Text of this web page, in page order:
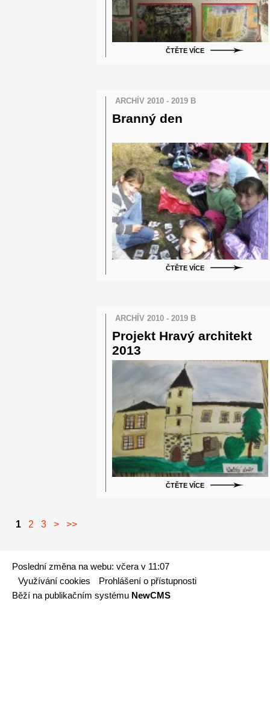
ČTĚTE VÍCE
ARCHÍV 2010 - 2019 B
Branný den
ČTĚTE VÍCE
ARCHÍV 2010 - 2019 B
Projekt Hravý architekt
2013
ČTĚTE VÍCE
1 2 3 > >>
Poslední změna na webu: včera v 11:07
Využívání cookies
Prohlášení o přístupnosti
Běží na publikačním systému NewCMS